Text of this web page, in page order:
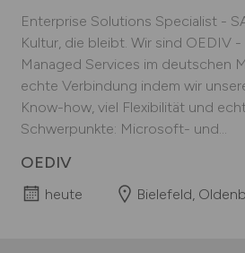
Enterprise Solutions Specialist -
Kultur, die bleibt. Wir sind OEDIV
Managed Services im deutschen
echte Verbindung indem wir
Know-how, viel Flexibilität und
Schwerpunkte: Microsoft- und...
OEDIV
heute Bielefeld,